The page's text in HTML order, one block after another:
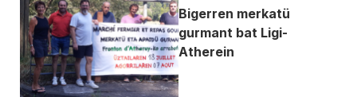
Bigerren merkatü
gurmant bat Ligi-
Atherein